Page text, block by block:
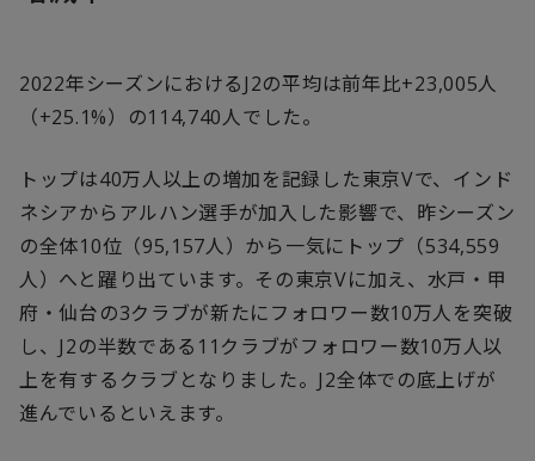
2022年シーズンにおけるJ2の平均は前年比+23,005人
（+25.1%）の114,740人でした。
トップは40万人以上の増加を記録した東京Vで、インド
ネシアからアルハン選手が加入した影響で、昨シーズン
の全体10位（95,157人）から一気にトップ（534,559
人）へと躍り出ています。その東京Vに加え、水戸・甲
府・仙台の3クラブが新たにフォロワー数10万人を突破
し、J2の半数である11クラブがフォロワー数10万人以
上を有するクラブとなりました。J2全体での底上げが
進んでいるといえます。